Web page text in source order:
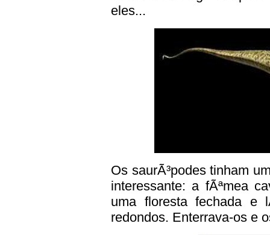
eles...
Os saurÃ³podes tinham
interessante: a fÃªmea
uma floresta fechada e
redondos. Enterrava-os e